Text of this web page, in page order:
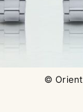
© Orient